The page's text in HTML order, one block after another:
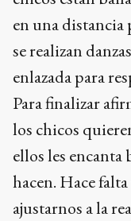
en una
se realizan
enlazada para
Para finalizar
los chicos
ellos les
hacen. Hace
ajustarnos a la